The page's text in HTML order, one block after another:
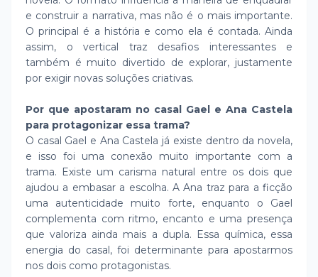
e construir a narrativa, mas não é o mais importante.
O principal é a história e como ela é contada. Ainda
assim, o vertical traz desafios interessantes e
também é muito divertido de explorar, justamente
por exigir novas soluções criativas.
Por que apostaram no casal Gael e Ana Castela
para protagonizar essa trama?
O casal Gael e Ana Castela já existe dentro da novela,
e isso foi uma conexão muito importante com a
trama. Existe um carisma natural entre os dois que
ajudou a embasar a escolha. A Ana traz para a ficção
uma autenticidade muito forte, enquanto o Gael
complementa com ritmo, encanto e uma presença
que valoriza ainda mais a dupla. Essa química, essa
energia do casal, foi determinante para apostarmos
nos dois como protagonistas.